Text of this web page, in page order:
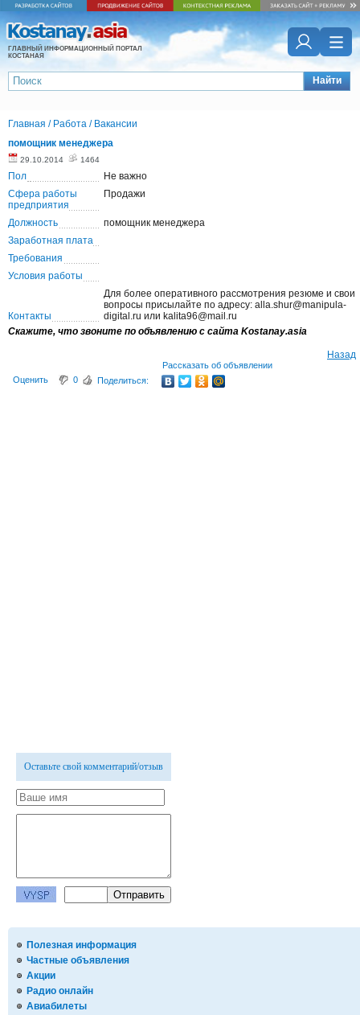
ГЛАВНЫЙ ИНФОРМАЦИОННЫЙ ПОРТАЛ
КОСТАНАЯ
Найти
Полезная информация
Частные объявления
Акции
Радио онлайн
Авиабилеты
Главная / Работа / Вакансии
помощник менеджера
29.10.2014 1464
Пол
Не важно
Сфера работы
предприятия
Продажи
Должность
помощник менеджера
Заработная плата
Требования
Условия работы
Контакты
Для более оперативного рассмотрения резюме и свои
вопросы присылайте по адресу: alla.shur@manipula-
digital.ru или kalita96@mail.ru
Скажите, что звоните по объявлению с сайта Kostanay.asia
Назад
Рассказать об объявлении
Оценить
0 Поделиться:
Оставьте свой комментарий/отзыв